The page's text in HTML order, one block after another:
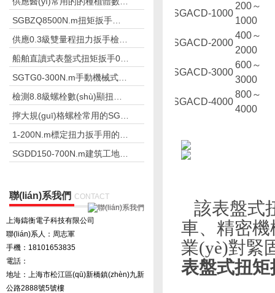
聯(lián)系我們 CONTACT
上海鑄衡電子科技有限公司
聯(lián)系人：周志軍
手機：18101653835
電話：
地址：上海市松江區(qū)新橋鎮(zhèn)九新
公路2888號5號樓
SGACD-1000
200～
1000
SGACD-2000
400～
2000
SGACD-3000
600～
3000
SGACD-4000
800～
4000
該表盤式
車、精密
業(yè)對緊
表盤式扭矩